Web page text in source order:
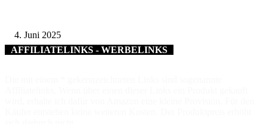
4. Juni 2025
AFFILIATELINKS - WERBELINKS